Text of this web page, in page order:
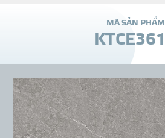
MÃ SẢN PHẨM
KTCE361